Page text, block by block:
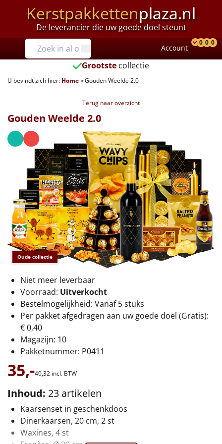
Kerstpakkettenplaza.nl
De leverancier die uw goede doel steunt
Prijzen
Tot €25
€25 tot €35
€40 tot €45
€45 tot €50
€50 tot €55
€55 tot €75
€75 tot €100
€100 en hoger
Alle kerstpakketten 2026
Thema
Origineel
Rituals
Luxe
Mannen
Vrouwen
Duurzaam
Account
0 0 0
Grootste collectie
U bevindt zich hier: Home»Gouden Weelde 2.0
Terug naar overzicht
Oude collectie
Gouden Weelde 2.0
Niet meer leverbaar
Voorraad: Uitverkocht
Bestelmogelijkheid: Vanaf 5 stuks
Per pakket afgedragen aan uw goede doel (Gratis):
€ 0,40
Magazijn: 10
Pakketnummer: P0411
35,-40,32 incl. BTW
Inhoud: 23 artikelen
Kaarsenset in geschenkdoos
Dinerkaarsen, 20 cm, 2 st
Waxines, 4 st